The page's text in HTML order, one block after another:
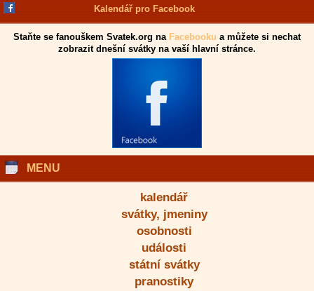
Kalendář pro Facebook
Staňte se fanouškem Svatek.org na Facebooku a můžete si nechat
zobrazit dnešní svátky na vaší hlavní stránce.
MENU
kalendář
svátky, jmeniny
osobnosti
události
státní svátky
pranostiky